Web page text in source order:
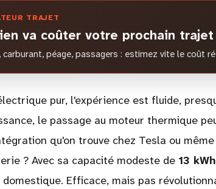
TRAJET
va coûter votre prochain trajet
carburant, péage, passagers : estimez vite le coût
pur, l'expérience est fluide,
le passage au moteur thermique
qu'on trouve chez Tesla ou
? Avec sa capacité modeste de 13 kWh
domestique. Efficace, mais pas